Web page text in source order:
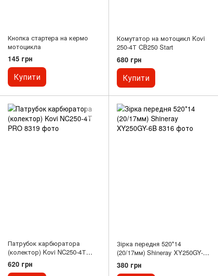
Кнопка стартера на кермо
мотоцикла
145 грн
Купити
Комутатор на мотоцикл Kovi
250-4Т CB250 Start
680 грн
Купити
Патрубок карбюратора
(колектор) Kovi NC250-4Т
PRO
620 грн
Зірка передня 520*14
(20/17мм) Shineray XY250GY-
6B
380 грн